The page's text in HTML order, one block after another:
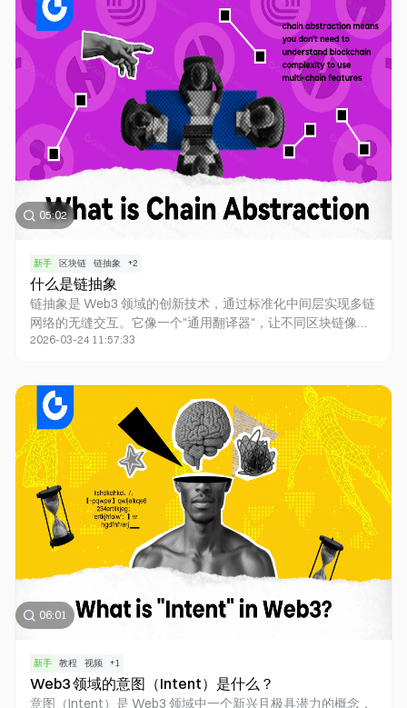
05:02
新手 区块链 链抽象 +2
什么是链抽象
链抽象是 Web3 领域的创新技术，通过标准化中间层实现多链
网络的无缝交互。它像一个"通用翻译器"，让不同区块链像
USB 接口般轻松连接，用户无需了解底层技术细节。通过账户
合，还为 DeFi、NFT 交易和 DAO 治理提供了统一的基础设
施。随着 AI 技术的发展，链抽象有望进一步优化登录体验、
资产管理，推动 Web3 的大规模应用。
2026-03-24 11:57:33
06:01
新手 教程 视频 +1
Web3 领域的意图（Intent）是什么？
意图（Intent）是 Web3 领域中一个新兴且极具潜力的概念，